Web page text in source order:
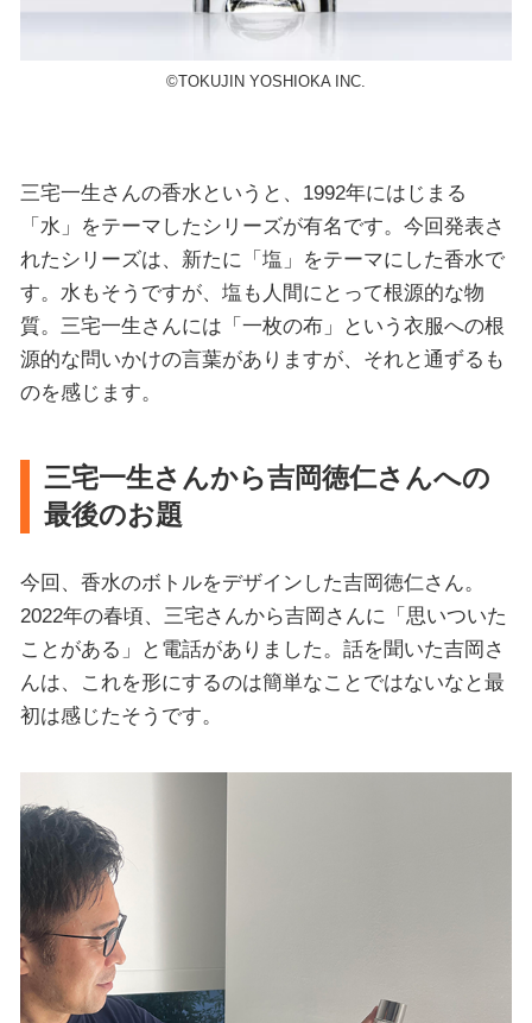
©️TOKUJIN YOSHIOKA INC.
三宅一生さんの香水というと、1992年にはじまる
「水」をテーマしたシリーズが有名です。今回発表さ
れたシリーズは、新たに「塩」をテーマにした香水で
す。水もそうですが、塩も人間にとって根源的な物
質。三宅一生さんには「一枚の布」という衣服への根
源的な問いかけの言葉がありますが、それと通ずるも
のを感じます。
三宅一生さんから吉岡徳仁さんへの
最後のお題
今回、香水のボトルをデザインした吉岡徳仁さん。
2022年の春頃、三宅さんから吉岡さんに「思いついた
ことがある」と電話がありました。話を聞いた吉岡さ
んは、これを形にするのは簡単なことではないなと最
初は感じたそうです。